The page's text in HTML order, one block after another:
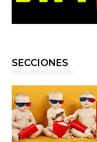
SECCIONES